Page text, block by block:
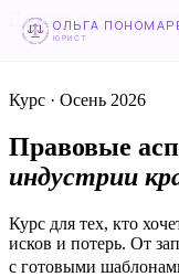
Перейти к
ОЛЬГА
ЮРИСТ
Курс · Осень 2026
Правовые
индустрии
Курс для тех, кто
исков и потерь. От
с готовыми